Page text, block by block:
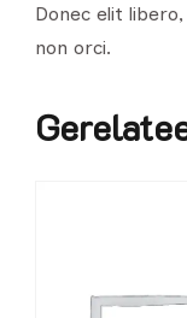
Donec elit
non orci.